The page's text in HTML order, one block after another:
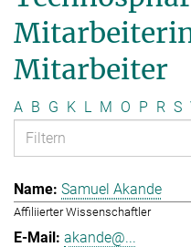
Mitarbeiter
A B G K L M O P R S
Samuel Akande
Affiliierter Wissenschaftler
akande@...